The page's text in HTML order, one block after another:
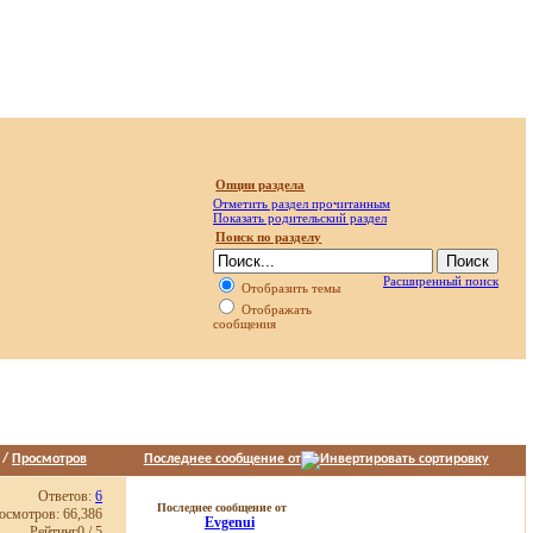
Опции раздела
Отметить раздел прочитанным
Показать родительский раздел
Поиск по разделу
Отобразить темы
Отображать
сообщения
Расширенный поиск
Просмотров Последнее сообщение от
Ответов:6
66,386
Последнее сообщение от
Evgenui